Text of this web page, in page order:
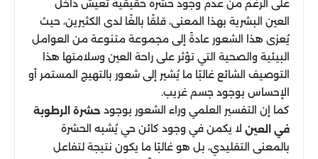
على الرغم من عدم وجود حشرة حقيقية تعيش داخل
العين البشرية بهذا المعنى، قلقًا بالغًا لدى الكثيرين، حيث
يُعزى هذا الشعور عادةً إلى مجموعة متنوعة من العوامل
البيئية والصحية التي تؤثر على راحة العين وسلامتها هذا
التوصيف الشائع غالبًا ما يُشير إلى شعور بالتهيج المستمر أو
الإحساس بوجود جسم غريب.
كما إن التفسير العلمي وراء الشعور بوجود حشرة الرطوبة
في العين لا يكمن في وجود كائن حي يُشبه الحشرة
بالمعنى التقليدي، بل هو غالبًا ما يكون نتيجة لتفاعل